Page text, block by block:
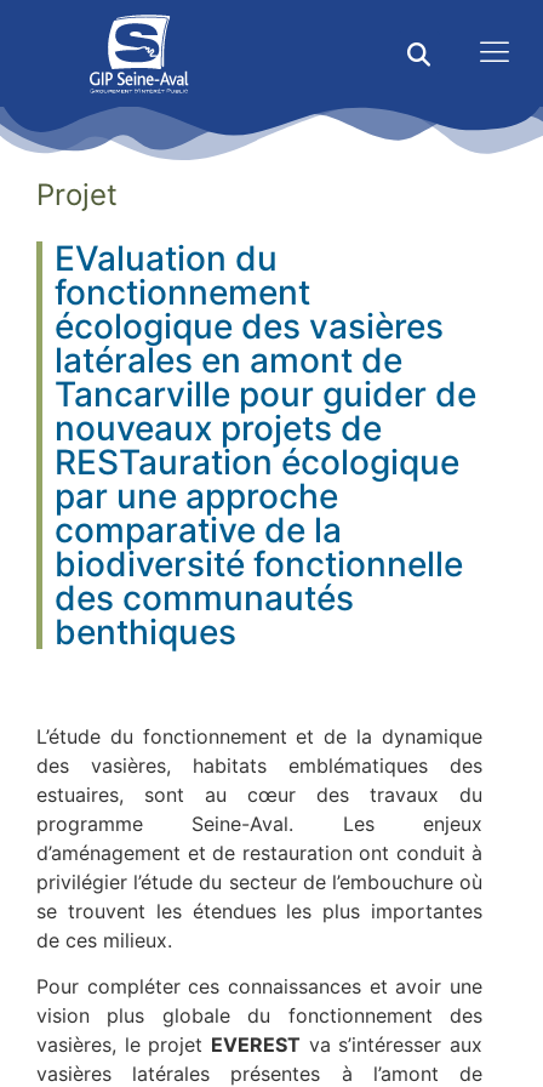
Projet
EValuation du
fonctionnement
écologique des vasières
latérales en amont de
Tancarville pour guider de
nouveaux projets de
RESTauration écologique
par une approche
comparative de la
biodiversité fonctionnelle
des communautés
benthiques
L’étude du fonctionnement et de la dynamique
des vasières, habitats emblématiques des
estuaires, sont au cœur des travaux du
programme Seine-Aval. Les enjeux
d’aménagement et de restauration ont conduit à
privilégier l’étude du secteur de l’embouchure où
se trouvent les étendues les plus importantes
de ces milieux.
Pour compléter ces connaissances et avoir une
vision plus globale du fonctionnement des
vasières, le projet EVEREST va s’intéresser aux
vasières latérales présentes à l’amont de